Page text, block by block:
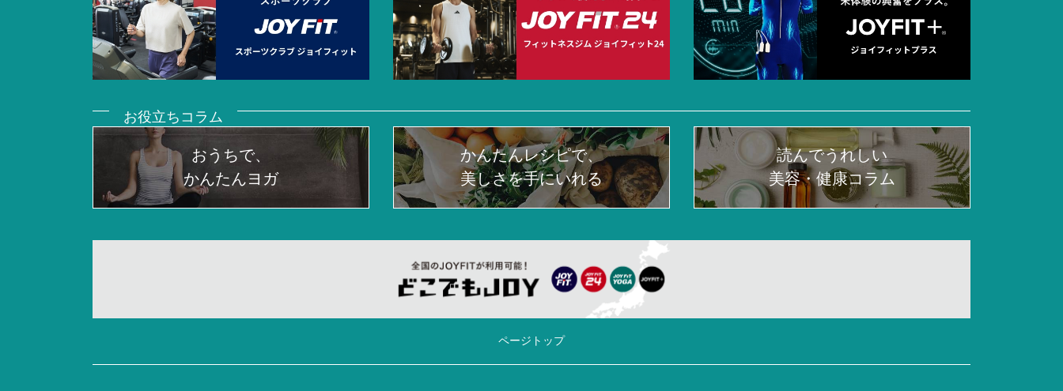
お役立ちコラム
おうちで、
かんたんヨガ
かんたんレシピで、
美しさを手にいれる
読んでうれしい
美容・健康コラム
ページトップ